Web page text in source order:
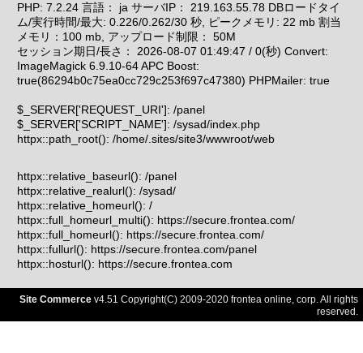
PHP: 7.2.24 言語： ja サーバIP： 219.163.55.78 DBロードタイ
ム/実行時間/最大: 0.226/0.262/30 秒, ピークメモリ: 22 mb 割当
メモリ：100 mb, アップロード制限： 50M
セッション期日/長さ： 2026-08-07 01:49:47 / 0(秒) Convert:
ImageMagick 6.9.10-64 APC Boost:
true(86294b0c75ea0cc729c253f697c47380) PHPMailer: true
$_SERVER['REQUEST_URI']: /panel
$_SERVER['SCRIPT_NAME']: /sysad/index.php
httpx::path_root(): /home/.sites/site3/wwwroot/web
httpx::relative_baseurl(): /panel
httpx::relative_realurl(): /sysad/
httpx::relative_homeurl(): /
httpx::full_homeurl_multi(): https://secure.frontea.com/
httpx::full_homeurl(): https://secure.frontea.com/
httpx::fullurl(): https://secure.frontea.com/panel
httpx::hosturl(): https://secure.frontea.com
Site Commerce v4.51 Copyright(C) 2009-2020 frontea online, corp. All rights
reserved.